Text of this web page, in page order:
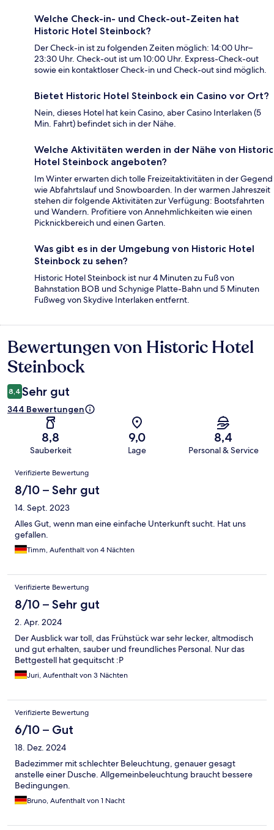
Welche Check-in- und Check-out-Zeiten hat
Historic Hotel Steinbock?
Der Check-in ist zu folgenden Zeiten möglich: 14:00 Uhr–
23:30 Uhr. Check-out ist um 10:00 Uhr. Express-Check-out
sowie ein kontaktloser Check-in und Check-out sind möglich.
Bietet Historic Hotel Steinbock ein Casino vor Ort?
Nein, dieses Hotel hat kein Casino, aber Casino Interlaken (5
Min. Fahrt) befindet sich in der Nähe.
Welche Aktivitäten werden in der Nähe von Historic
Hotel Steinbock angeboten?
Im Winter erwarten dich tolle Freizeitaktivitäten in der Gegend
wie Abfahrtslauf und Snowboarden. In der warmen Jahreszeit
stehen dir folgende Aktivitäten zur Verfügung: Bootsfahrten
und Wandern. Profitiere von Annehmlichkeiten wie einen
Picknickbereich und einen Garten.
Was gibt es in der Umgebung von Historic Hotel
Steinbock zu sehen?
Historic Hotel Steinbock ist nur 4 Minuten zu Fuß von
Bahnstation BOB und Schynige Platte-Bahn und 5 Minuten
Fußweg von Skydive Interlaken entfernt.
Bewertungen
Bewertungen von Historic Hotel
Steinbock
8,4 Sehr gut
344 Bewertungen
8,8
Sauberkeit
9,0
Lage
8,4
Personal & Service
Bewertungen
Verifizierte Bewertung
8/10 – Sehr gut
14. Sept. 2023
Alles Gut, wenn man eine einfache Unterkunft sucht. Hat uns
gefallen.
Timm, Aufenthalt von 4 Nächten
Verifizierte Bewertung
8/10 – Sehr gut
2. Apr. 2024
Der Ausblick war toll, das Frühstück war sehr lecker, altmodisch
und gut erhalten, sauber und freundliches Personal. Nur das
Bettgestell hat gequitscht :P
Juri, Aufenthalt von 3 Nächten
Verifizierte Bewertung
6/10 – Gut
18. Dez. 2024
Badezimmer mit schlechter Beleuchtung, genauer gesagt
anstelle einer Dusche. Allgemeinbeleuchtung braucht bessere
Bedingungen.
Bruno, Aufenthalt von 1 Nacht